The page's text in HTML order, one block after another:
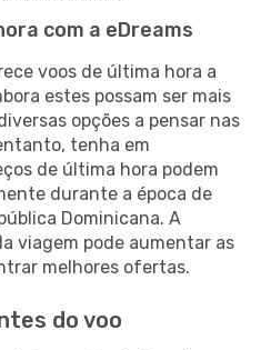
com a eDreams
voos de última hora a
estes possam ser mais
opções a pensar nas
tenha em
de última hora podem
durante a época de
Dominicana. A
viagem pode aumentar as
melhores ofertas.
do voo